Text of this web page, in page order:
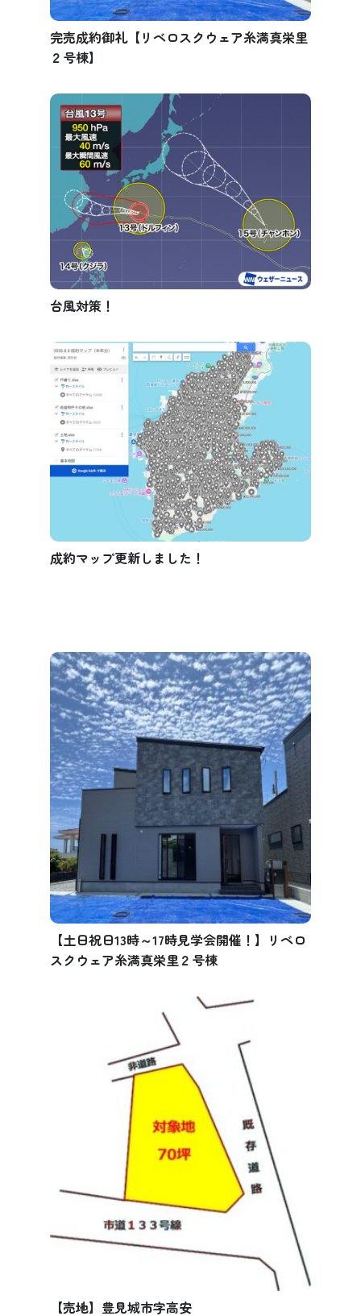
完売成約御礼【リベロスクウェア糸満真栄里
２号棟】
台風対策！
成約マップ更新しました！
【土日祝日13時～17時見学会開催！】リベロ
スクウェア糸満真栄里２号棟
【売地】豊見城市字高安